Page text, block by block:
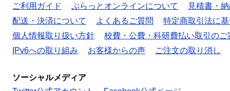
ご利用ガイド
ぷらっとオンラインについて
見積書・
配送・決済について
よくあるご質問
特定商取引法に
個人情報取り扱い方針
校費・公費・科研費払い取引のご
IPv6への取り組み
お客様からの声 ご注文の取り消し
ソーシャルメディア